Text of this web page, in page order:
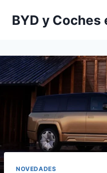
BYD y
NOVEDADES